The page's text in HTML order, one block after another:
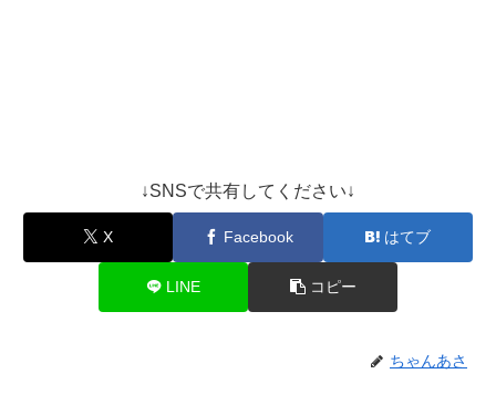
↓SNSで共有してください↓
X Facebook はてブ
LINE コピー
ちゃんあさ